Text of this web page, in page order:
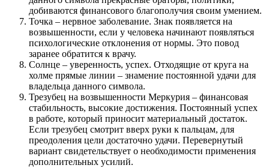
добиваются финансового благополучия своим умением.
Точка – нервное заболевание. Знак появляется на
возвышенности, если у человека начинают появляться
психологические отклонения от нормы. Это повод
заранее обратится к врачу.
Солнце – уверенность, успех. Отходящие от круга на
холме прямые линии – знамение постоянной удачи для
владельца данного символа.
Трезубец на возвышенности Меркурия – финансовая
стабильность, высокие достижения. Постоянный успех
в работе, который приносит материальный достаток.
Если трезубец смотрит вверх руки к пальцам, для
преодоления цели достаточно удачи. Перевернутый
вариант свидетельствует о необходимости применения
дополнительных усилий.